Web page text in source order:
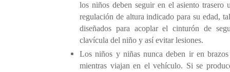
los niños deben seguir en el asiento trasero
regulación de altura indicado para su edad,
diseñados para acoplar el cinturón de
clavícula del niño y así evitar lesiones.
Los niños y niñas nunca deben ir en
mientras viajan en el vehículo. Si se